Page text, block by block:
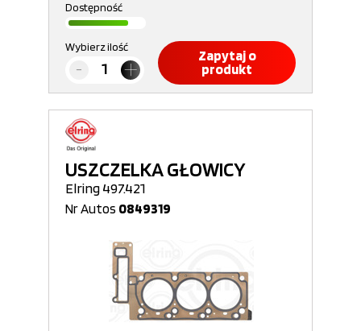
Dostępność
Wybierz ilość
Zapytaj o
produkt
USZCZELKA GŁOWICY
Elring 497.421
Nr Autos 0849319